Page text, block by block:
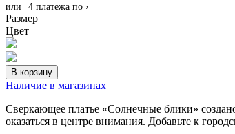
или 4 платежа по ›
Размер
Цвет
В корзину
Наличие в магазинах
Сверкающее платье «Солнечные блики»
оказаться в центре внимания. Добавьте к